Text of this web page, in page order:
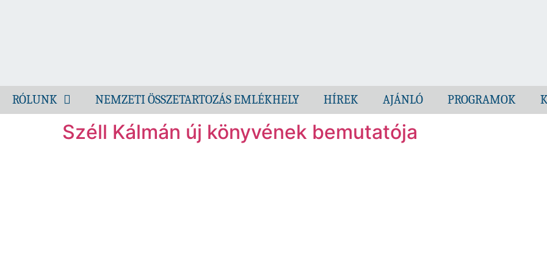
RÓLUNK NEMZETI ÖSSZETARTOZÁS EMLÉKHELY HÍREK AJÁNLÓ PROGRAMOK
Széll Kálmán új könyvének bemutatója